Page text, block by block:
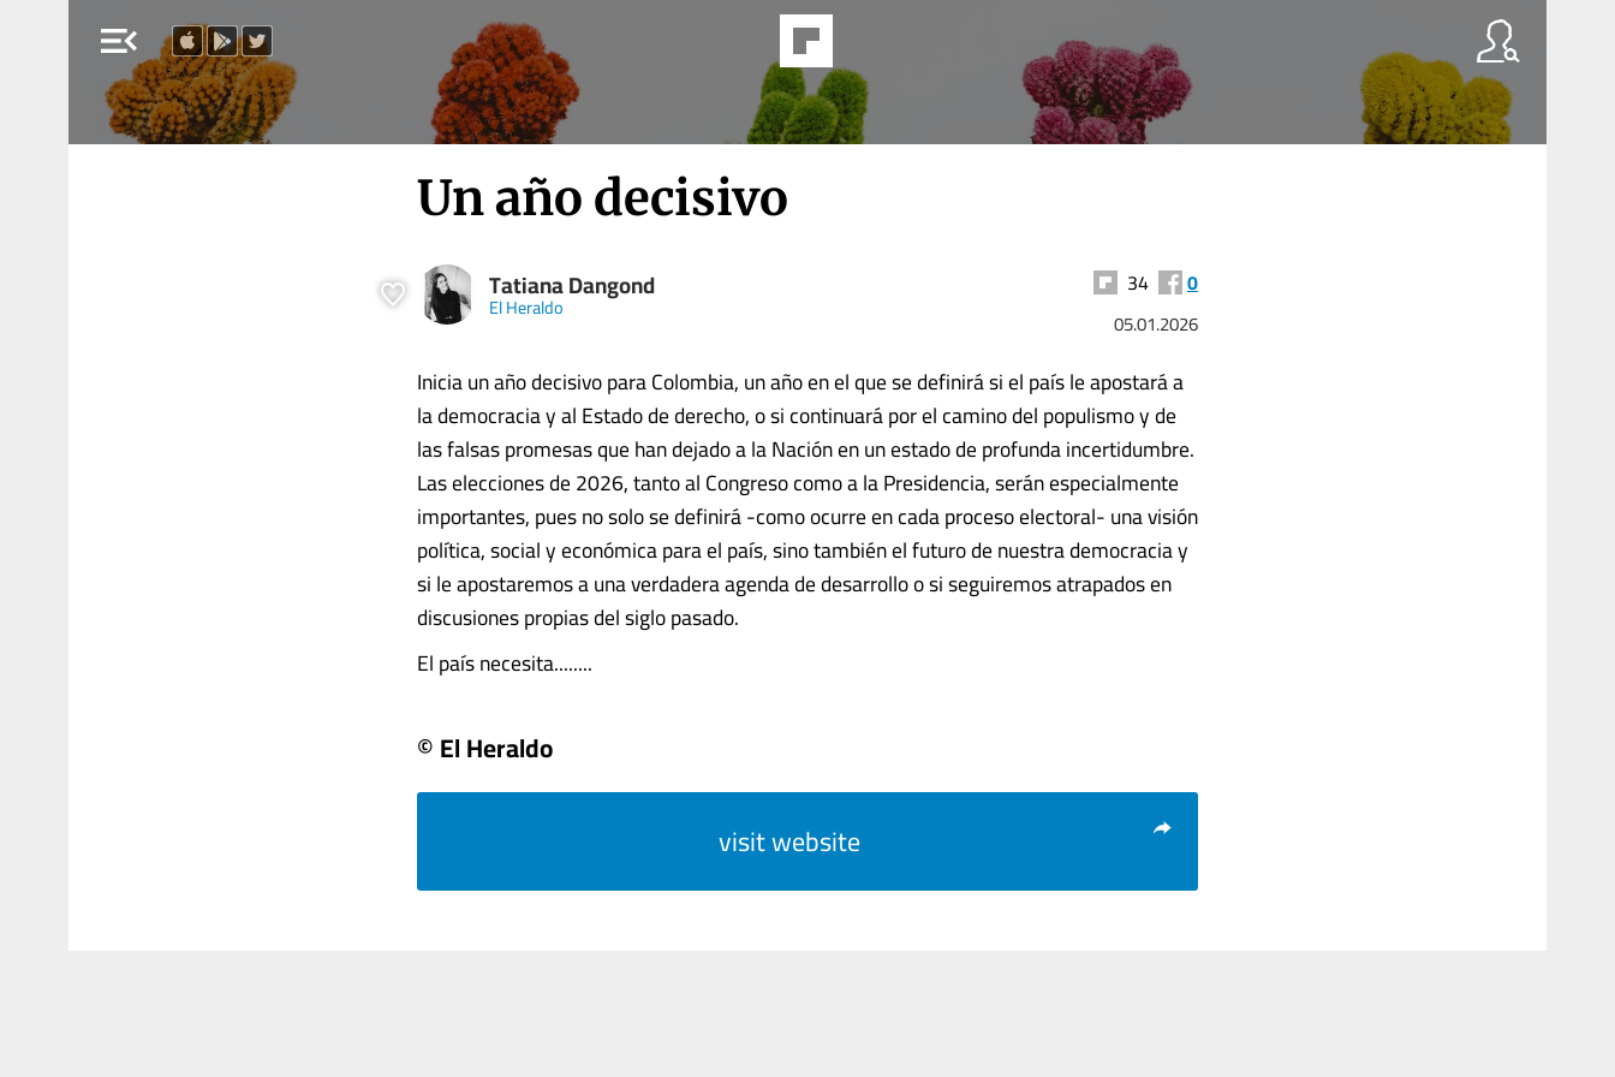
menu_open
Un año decisivo
Tatiana Dangond
El Heraldo
34 0
05.01.2026
Inicia un año decisivo para Colombia, un año en el que se definirá si el país le apostará a
la democracia y al Estado de derecho, o si continuará por el camino del populismo y de
las falsas promesas que han dejado a la Nación en un estado de profunda incertidumbre.
Las elecciones de 2026, tanto al Congreso como a la Presidencia, serán especialmente
importantes, pues no solo se definirá -como ocurre en cada proceso electoral- una visión
política, social y económica para el país, sino también el futuro de nuestra democracia y
si le apostaremos a una verdadera agenda de desarrollo o si seguiremos atrapados en
discusiones propias del siglo pasado.
El país necesita........
© El Heraldo
visit website